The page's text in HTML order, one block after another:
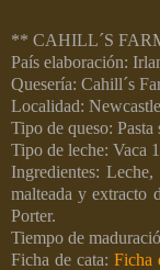
** CAHILL´S
País elaboración:
Quesería: Cahill´s
Localidad:
Tipo de queso: Pasta
Tipo de leche: Vaca
Ingredientes:
malteada y extracto
Porter.
Tiempo de
Ficha de cata:Ficha